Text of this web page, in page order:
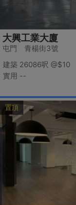
大興工業大廈
屯門 青楊街3號
建築 26086呎 @$10
實用 --
置頂